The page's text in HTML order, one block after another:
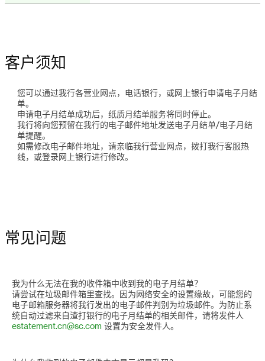
客户须知
您可以通过我行各营业网点，电话银行，或网上银行申请电子月结
单。
申请电子月结单成功后，纸质月结单服务将同时停止。
我行将向您预留在我行的电子邮件地址发送电子月结单/电子月结
单提醒。
如需修改电子邮件地址，请亲临我行营业网点，拨打我行客服热
线，或登录网上银行进行修改。
常见问题
我为什么无法在我的收件箱中收到我的电子月结单？
请尝试在垃圾邮件箱里查找。因为网络安全的设置缘故，可能您的
电子邮箱服务器将我行发出的电子邮件判别为垃圾邮件。为防止系
统自动过滤来自渣打银行的电子月结单的相关邮件，请将发件人
estatement.cn@sc.com 设置为安全发件人。